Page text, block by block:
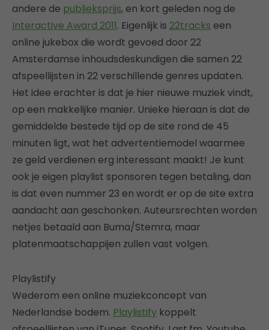
andere de publieksprijs, en kort geleden nog de
Interactive Award 2011. Eigenlijk is 22tracks een
online jukebox die wordt gevoed door 22
Amsterdamse inhoudsdeskundigen die samen 22
afspeellijsten in 22 verschillende genres updaten.
Het idee erachter is dat je hier nieuwe muziek vindt,
op een makkelijke manier. Unieke hieraan is dat de
gemiddelde bestede tijd op de site rond de 45
minuten ligt, wat het advertentiemodel waarmee
ze geld verdienen erg interessant maakt! Je kunt
ook je eigen playlist sponsoren tegen betaling, dan
is dat even nummer 23 en wordt er op de site extra
aandacht aan geschonken. Auteursrechten worden
netjes betaald aan Buma/Stemra, maar
platenmaatschappijen zullen vast volgen.
Playlistify
Wederom een online muziekconcept van
Nederlandse bodem. Playlistify koppelt